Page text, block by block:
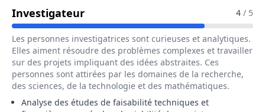
InvestigateurPour Le Métier De Chargé / 4 / 5
Les personnes investigatrices sont curieuses et analytiques.
Elles aiment résoudre des problèmes complexes et travailler
sur des projets impliquant des idées abstraites. Ces
personnes sont attirées par les domaines de la recherche,
des sciences, de la technologie et des mathématiques.
Analyse des études de faisabilité techniques et